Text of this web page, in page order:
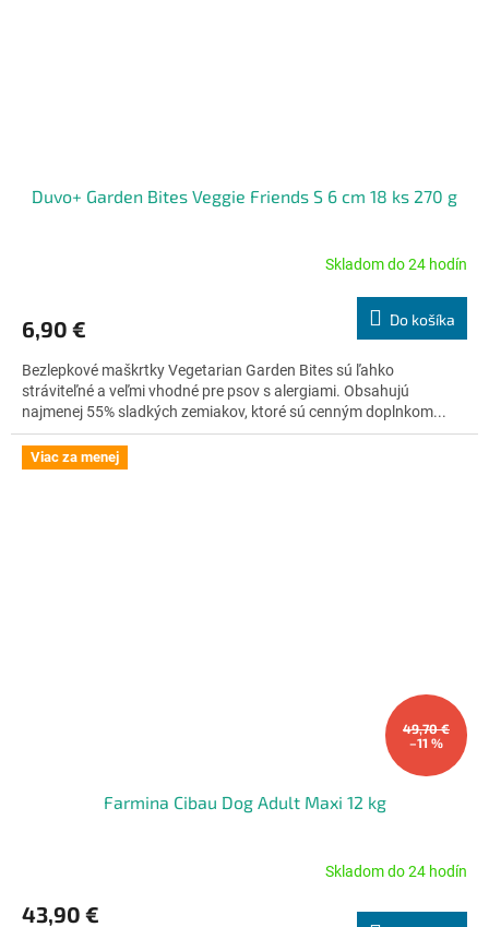
Duvo+ Garden Bites Veggie Friends S 6 cm 18 ks 270 g
je
z
5
hviezdičiek.
Skladom do 24 hodín
6,90 € Do košíka
Bezlepkové maškrtky Vegetarian Garden Bites sú ľahko
stráviteľné a veľmi vhodné pre psov s alergiami. Obsahujú
najmenej 55% sladkých zemiakov, ktoré sú cenným doplnkom...
Viac za menej
49,70 €
–11 %
Farmina Cibau Dog Adult Maxi 12 kg
produktu
Skladom do 24 hodín
43,90 €